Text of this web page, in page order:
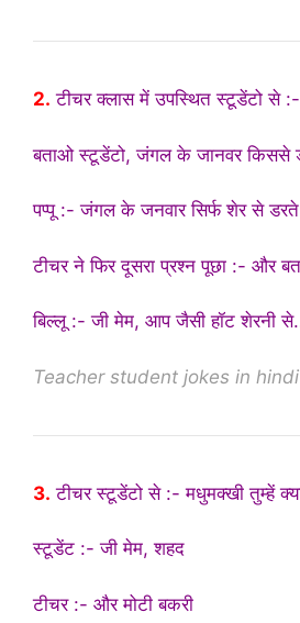
2. टीचर क्लास में उपस्थित स्टूडेंटो से :-
बताओ स्टूडेंटो, जंगल के जानवर किससे
पप्पू :- जंगल के जनवार सिर्फ शेर से
टीचर ने फिर दूसरा प्रश्न पूछा :- और
बिल्लू :- जी मेम, आप जैसी हॉट शेरनी
Teacher student jokes in hindi
3. टीचर स्टूडेंटो से :- मधुमक्खी तुम्हें
स्टूडेंट :- जी मेम, शहद
टीचर :- और मोटी बकरी